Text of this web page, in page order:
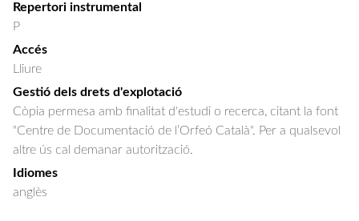
Repertori instrumental
P
Accés
Lliure
Gestió dels drets d'explotació
Còpia permesa amb finalitat d'estudi o recerca, citant la font
"Centre de Documentació de l’Orfeó Català". Per a qualsevol
altre ús cal demanar autorització.
Idiomes
anglès